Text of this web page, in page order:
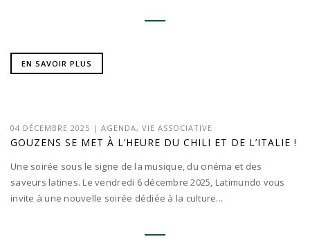
EN SAVOIR PLUS
04 DÉCEMBRE 2025 | AGENDA, VIE ASSOCIATIVE
GOUZENS SE MET À L’HEURE DU CHILI ET DE L’ITALIE !
Une soirée sous le signe de la musique, du cinéma et des
saveurs latines. Le vendredi 6 décembre 2025, Latimundo vous
invite à une nouvelle soirée dédiée à la culture...